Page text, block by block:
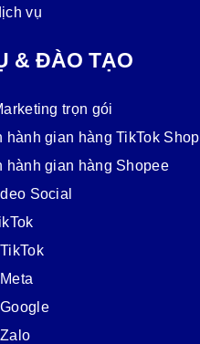
vụ
& ĐÀO TẠO
trọn gói
hành gian hàng TikTok Shop
hành gian hàng Shopee
Social